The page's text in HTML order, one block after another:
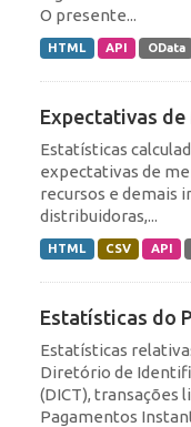
O presente...
HTML API OData
Expectativas
Estatísticas
expectativas de
recursos e demais
distribuidoras,...
HTML CSV API
Estatísticas do
Estatísticas
Diretório de
(DICT), transações
Pagamentos